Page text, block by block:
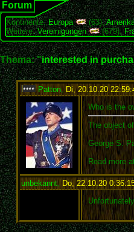
Forum
Kontinente:Europa (63),
Weitere:Vereinigungen (679),
Thema: "interested in
Patton, Di, 20.10.20
Who is the
The object
George S.
Read more
unbekannt, Do, 22.10.20